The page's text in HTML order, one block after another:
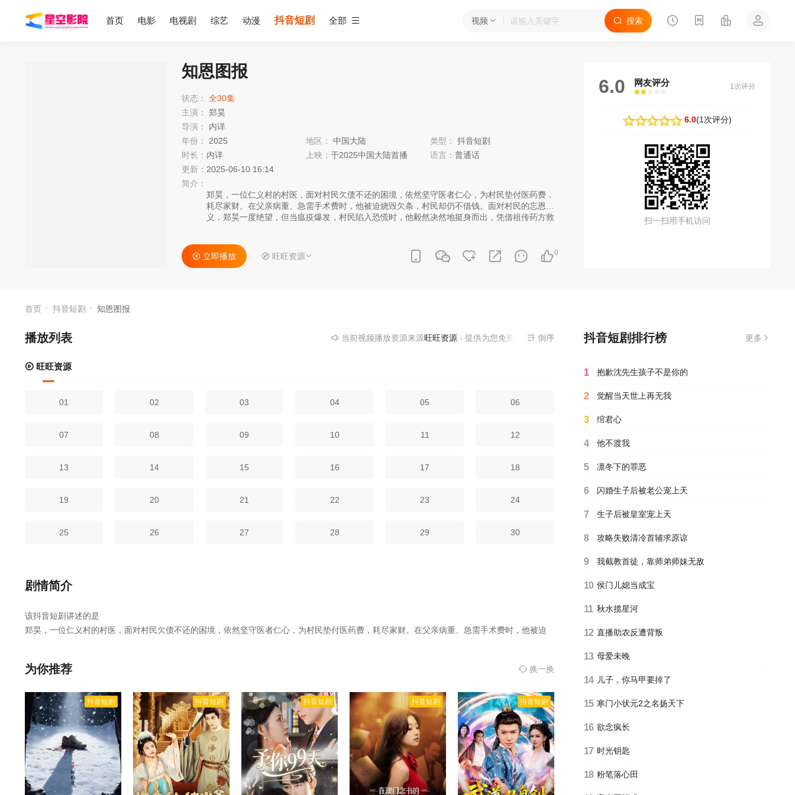
视频 搜索
首页 电影 电视剧 综艺 动漫 抖音短剧 全部
知恩图报
状态：
全30集
主演：
郑昊
导演：
内详
年份：
2025 地区： 中国大陆 类型：
抖音短剧
时长： 内详 上映： 于2025中国大陆首播 语言： 普通话
更新： 2025-06-10 16:14
简介：
郑昊，一位仁义村的村医，面对村民欠债不还的困境，依然坚守医者仁心，为村民垫付医药费，
耗尽家财。在父亲病重、急需手术费时，他被迫烧毁欠条，村民却仍不借钱。面对村民的忘恩负
义，郑昊一度绝望，但当瘟疫爆发，村民陷入恐慌时，他毅然决然地挺身而出，凭借祖传药方救
0
立即播放 旺旺资源
6.0 网友评分
很差
较差还行推荐力荐
1次评分
6.0(1次评分)
扫一扫用手机访问
首页 抖音短剧 知恩图报
播放列表 当前视频播放资源来源旺旺资源- 提供为您免费在线观看播放知恩图报全集完整版,无需安装播放器
倒序
旺旺资源
01 02 03 04 05 06
07 08 09 10 11 12
13 14 15 16 17 18
19 20 21 22 23 24
25 26 27 28 29 30
剧情简介
该抖音短剧讲述的是
郑昊，一位仁义村的村医，面对村民欠债不还的困境，依然坚守医者仁心，为村民垫付医药费，耗尽家财。在父亲病重、急需手术费时，他被迫
集完整版资源免费在线观看。
为你推荐 换一换
抖音短剧 抖音短剧 抖音短剧 抖音短剧 抖音短剧
抖音短剧排行榜 更多
1 抱歉沈先生孩子不是你的
2 觉醒当天世上再无我
3 绾君心
4 他不渡我
5 凛冬下的罪恶
6 闪婚生子后被老公宠上天
7 生子后被皇室宠上天
8 攻略失败清冷首辅求原谅
9 我截教首徒，靠师弟师妹无敌
10 侯门儿媳当成宝
11 秋水揽星河
12 直播助农反遭背叛
13 母爱未晚
14 儿子，你马甲要掉了
15 寒门小状元2之名扬天下
16 欲念疯长
17 时光钥匙
18 粉笔落心田